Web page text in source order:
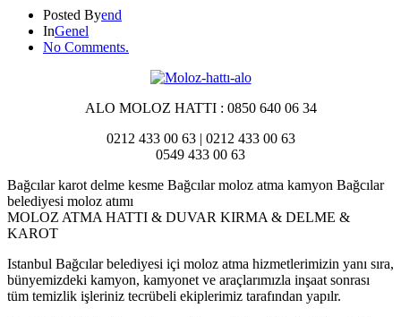
Posted Byend
InGenel
No Comments.
ALO MOLOZ HATTI : 0850 640 06 34
0212 433 00 63 | 0212 433 00 63
0549 433 00 63
Bağcılar karot delme kesme Bağcılar moloz atma kamyon Bağcılar
belediyesi moloz atımı
MOLOZ ATMA HATTI & DUVAR KIRMA & DELME &
KAROT
Istanbul Bağcılar belediyesi içi moloz atma hizmetlerimizin yanı sıra,
bünyemizdeki kamyon, kamyonet ve araçlarımızla inşaat sonrası
tüm temizlik işleriniz tecrübeli ekiplerimiz tarafından yapılr.